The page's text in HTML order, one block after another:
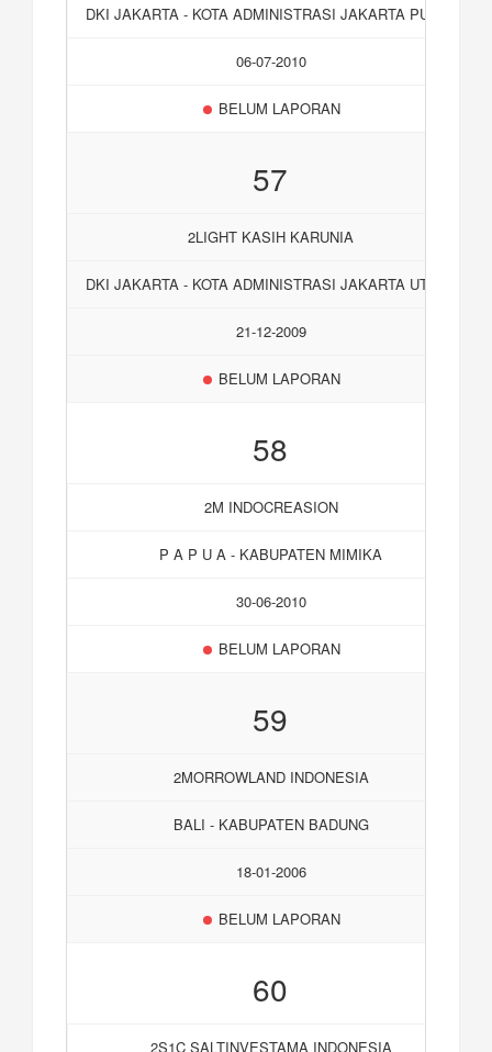
DKI JAKARTA - KOTA ADMINISTRASI JAKARTA PUSAT
06-07-2010
BELUM LAPORAN
57
2LIGHT KASIH KARUNIA
DKI JAKARTA - KOTA ADMINISTRASI JAKARTA UTARA
21-12-2009
BELUM LAPORAN
58
2M INDOCREASION
P A P U A - KABUPATEN MIMIKA
30-06-2010
BELUM LAPORAN
59
2MORROWLAND INDONESIA
BALI - KABUPATEN BADUNG
18-01-2006
BELUM LAPORAN
60
2S1C SALTINVESTAMA INDONESIA